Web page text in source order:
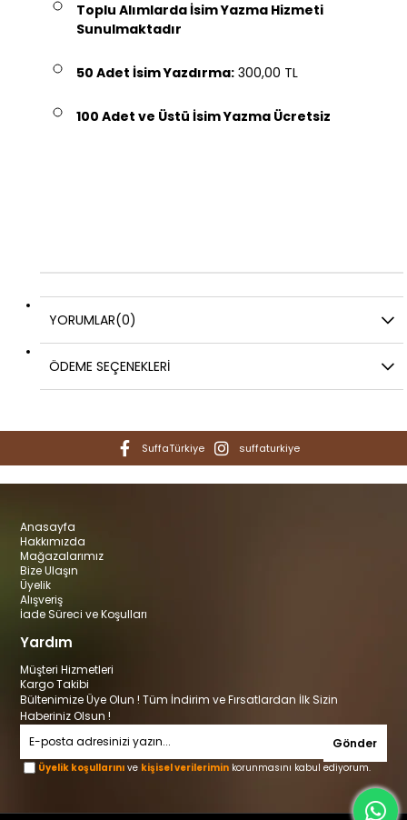
Toplu Alımlarda İsim Yazma Hizmeti
Sunulmaktadır
50 Adet İsim Yazdırma: 300,00 TL
100 Adet ve Üstü İsim Yazma Ücretsiz
YORUMLAR(0)
ÖDEME SEÇENEKLERI
SuffaTürkiye suffaturkiye
Anasayfa
Hakkımızda
Mağazalarımız
Bize Ulaşın
Üyelik
Alışveriş
İade Süreci ve Koşulları
Yardım
Müşteri Hizmetleri
Kargo Takibi
Bültenimize Üye Olun ! Tüm İndirim ve Fırsatlardan İlk Sizin
Haberiniz Olsun !
Gönder
Üyelik koşullarını ve kişisel verilerimin korunmasını kabul ediyorum.